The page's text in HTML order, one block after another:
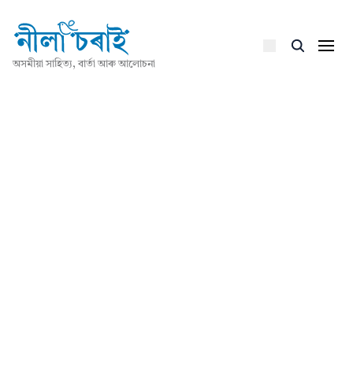
অসমীয়া সাহিত্য, বাৰ্তা আৰু আলোচনা